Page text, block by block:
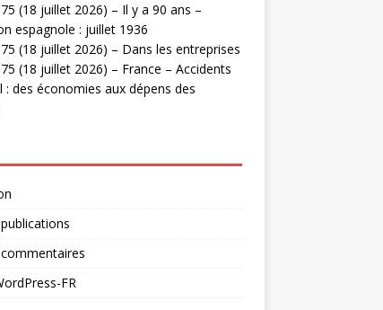
(18 juillet 2026) – Il y a 90 ans –
espagnole : juillet 1936
(18 juillet 2026) – Dans les entreprises
(18 juillet 2026) – France – Accidents
: des économies aux dépens des
FR